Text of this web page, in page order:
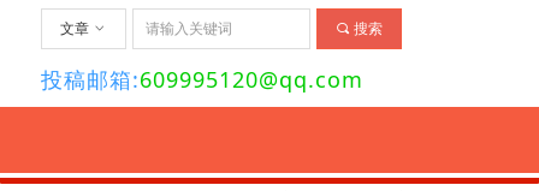
끠 搜索
文章 ꀁ
投稿邮箱:609995120@qq.com